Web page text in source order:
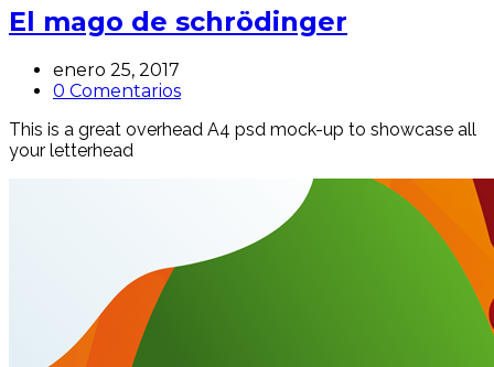
El mago de schrödinger
enero 25, 2017
0 Comentarios
This is a great overhead A4 psd mock-up to showcase all
your letterhead